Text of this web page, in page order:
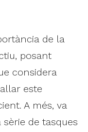
de la
posant
considera
este
A més, va
de tasques